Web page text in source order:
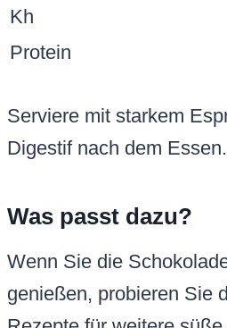
Kh
Protein
Serviere mit starkem
Digestif nach dem Essen.
Was passt dazu?
Wenn Sie die
genießen, probieren Sie